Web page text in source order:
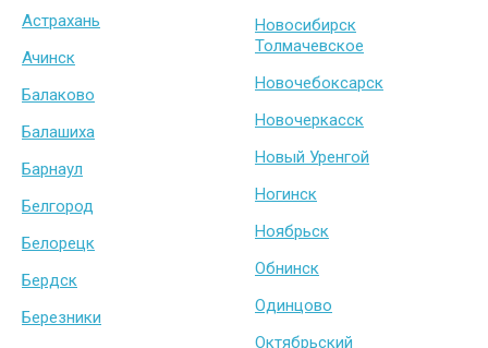
Астрахань
Ачинск
Балаково
Балашиха
Барнаул
Белгород
Белорецк
Бердск
Березники
Новосибирск
Толмачевское
Новочебоксарск
Новочеркасск
Новый Уренгой
Ногинск
Ноябрьск
Обнинск
Одинцово
Октябрьский